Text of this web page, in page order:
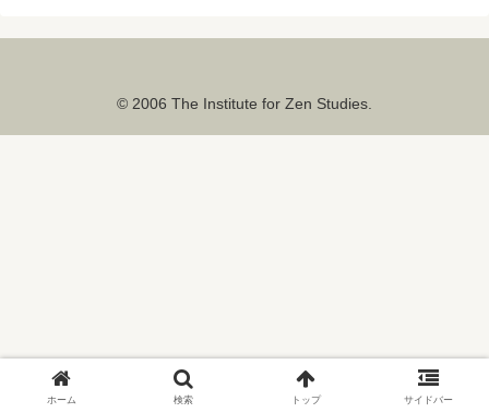
© 2006 The Institute for Zen Studies.
ホーム 検索 トップ サイドバー